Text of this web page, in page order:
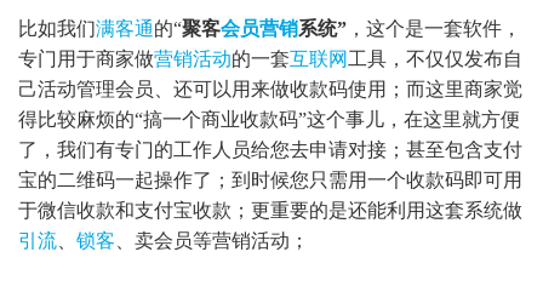
比如我们满客通的“聚客会员营销系统” ，这个是一套软件，
专门用于商家做营销活动的一套互联网 工具，不仅仅发布自
己活动管理会员、还可以用来做收款码使用；而这里商家觉
得比较麻烦的“搞一个商业收款码”这个事儿，在这里就方便
了，我们有专门的工作人员给您去申请对接；甚至包含支付
宝的二维码一起操作了；到时候您只需用一个收款码即可用
于微信收款和支付宝收款；更重要的是还能利用这套系统做
引流
锁客 、卖会员等营销活动；